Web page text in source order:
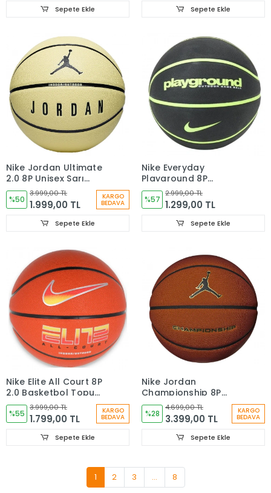
Sepete Ekle Sepete Ekle
Nike Jordan Ultimate
2.0 8P Unisex Sarı
Basketbol Topu
J.100.8257.702.07
%50
3.999,00 TL
1.999,00 TL
KARGO
BEDAVA
Sepete Ekle
Nike Everyday
Playground 8P
Graphic Deflated
Siyah Basketbol Topu
N.100.4371.060.07
%57
2.999,00 TL
1.299,00 TL
Sepete Ekle
Nike Elite All Court 8P
2.0 Basketbol Topu
N.100.4088.820.07
%55
3.999,00 TL
1.799,00 TL
KARGO
BEDAVA
Sepete Ekle
Nike Jordan
Championship 8P
Deflated Unisex
Basketbol Topu
%28
4.699,00 TL
3.399,00 TL
KARGO
BEDAVA
Sepete Ekle
1 2 3 ... 8